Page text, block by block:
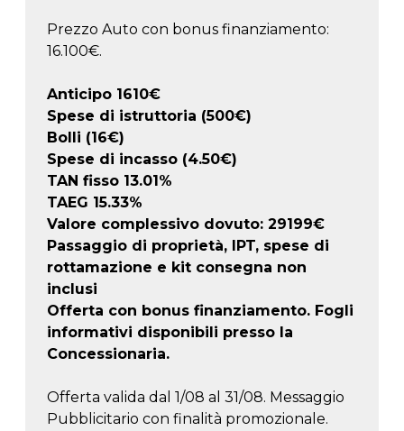
Prezzo Auto con bonus finanziamento:
16.100€.
Anticipo 1610€
Spese di istruttoria (500€)
Bolli (16€)
Spese di incasso (4.50€)
TAN fisso 13.01%
TAEG 15.33%
Valore complessivo dovuto: 29199€
Passaggio di proprietà, IPT, spese di
rottamazione e kit consegna non
inclusi
Offerta con bonus finanziamento. Fogli
informativi disponibili presso la
Concessionaria.
Offerta valida dal 1/08 al 31/08. Messaggio
Pubblicitario con finalità promozionale.